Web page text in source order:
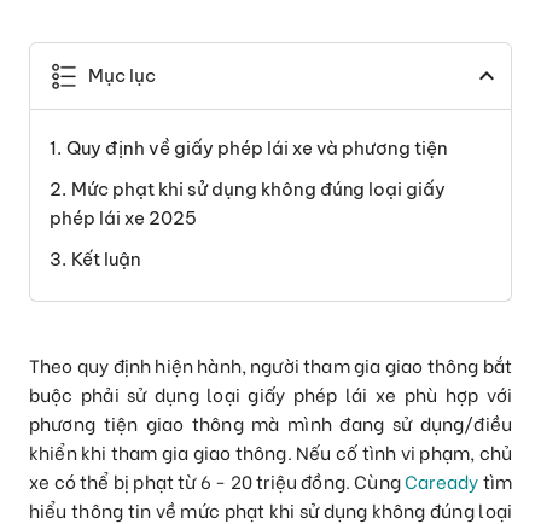
Mục lục
Quy định về giấy phép lái xe và phương tiện
Mức phạt khi sử dụng không đúng loại giấy
phép lái xe 2025
Kết luận
Theo quy định hiện hành, người tham gia giao thông bắt
buộc phải sử dụng loại giấy phép lái xe phù hợp với
phương tiện giao thông mà mình đang sử dụng/điều
khiển khi tham gia giao thông. Nếu cố tình vi phạm, chủ
xe có thể bị phạt từ 6 - 20 triệu đồng. CùngCareadytìm
hiểu thông tin về mức phạt khi sử dụng không đúng loại